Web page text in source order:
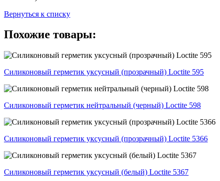
Вернуться к списку
Похожие товары:
Силиконовый герметик уксусный (прозрачный) Loctite 595
Силиконовый герметик нейтральный (черный) Loctite 598
Силиконовый герметик уксусный (прозрачный) Loctite 5366
Силиконовый герметик уксусный (белый) Loctite 5367